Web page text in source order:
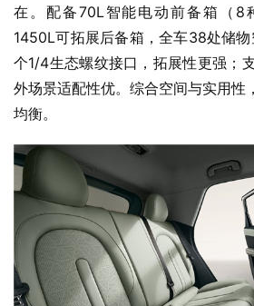
在。配备70L智能电动前备箱（8
1450L可拓展后备箱，全车38处储
个1/4生态螺纹接口，拓展性更强；
外场景适配性优。综合空间与实用性
均衡。